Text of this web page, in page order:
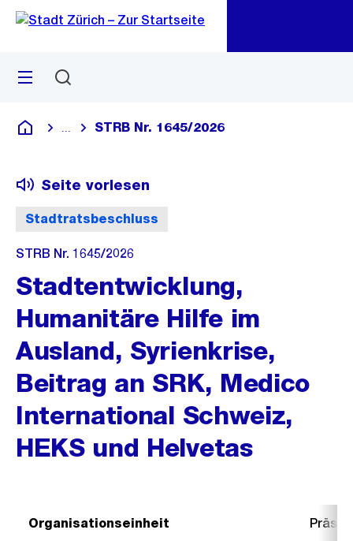
Navigation
Sprunglink
Menü
Deutsch
Blende alle Breadcrumbs ein
STRB Nr. 1645/2026
Stadtratsbeschluss
Seite vorlesen
STRB Nr. 1645/2026
Stadtentwicklung,
Humanitäre Hilfe im
Ausland, Syrienkrise,
Beitrag an SRK, Medico
International Schweiz,
HEKS und Helvetas
Organisationseinheit